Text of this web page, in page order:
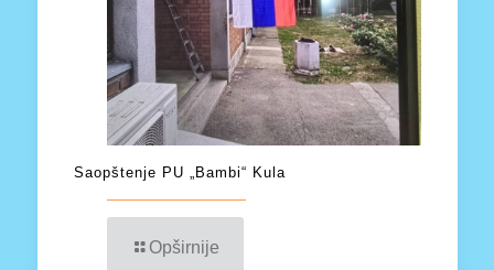
Saopštenje PU „Bambi“ Kula
Opširnije